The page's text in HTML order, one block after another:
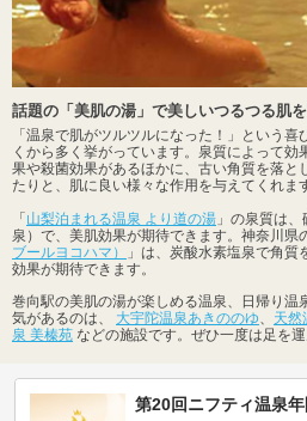
話題の「美肌の湯」で美しいつるつる肌を
「温泉で肌がツルツルになった！」という
くから多く挙がっています。泉質によって効
果や殺菌効果があるほかに、古い角質を落と
たりと、肌に良い様々な作用を与えてくれま
「山梨泊まれる温泉 より道の湯 」の泉質は
泉）で、美肌効果が期待できます。神奈川県
ブールヨコハマ）
」は、炭酸水素塩泉で角
効果が期待できます。
巻向駅の美肌の湯が楽しめる温泉、日帰り温
気があるのは、 大宇陀温泉あきののゆ 天然
泉 美榛苑 などの施設です。ぜひ一度は足を運
第20回ニフティ温泉